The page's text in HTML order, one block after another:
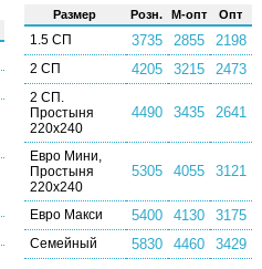
Раз­мер Розн. М-опт Опт
1.5 СП 3735 2855 2198
2 СП 4205 3215 2473
2 СП.
Простыня
220х240
4490 3435 2641
Евро Мини,
Простыня
220х240
5305 4055 3121
Евро Макси 5400 4130 3175
Семейный 5830 4460 3429